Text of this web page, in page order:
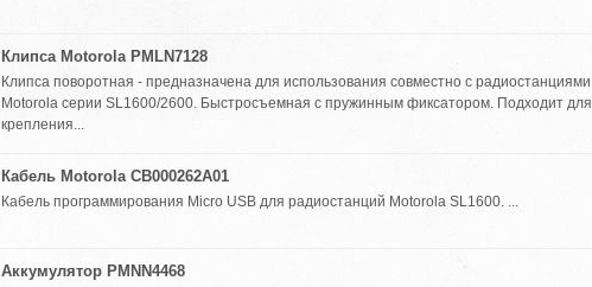
Клипса Motorola PMLN7128
Клипса поворотная - предназначена для использования совместно с радиостанциями
Motorola серии SL1600/2600. Быстросъемная с пружинным фиксатором. Подходит для
крепления...
Кабель Motorola CB000262A01
Кабель программирования Micro USB для радиостанций Motorola SL1600. ...
Аккумулятор PMNN4468